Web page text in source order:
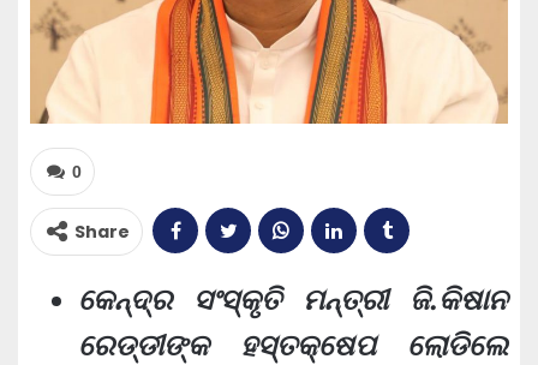
0
Share
କେନ୍ଦ୍ର ସଂସ୍କୃତି ମନ୍ତ୍ରୀ ଜି.କିଷାନ
ରେଡ୍ଡୀଙ୍କ ହସ୍ତକ୍ଷେପ ଲୋଡିଲେ